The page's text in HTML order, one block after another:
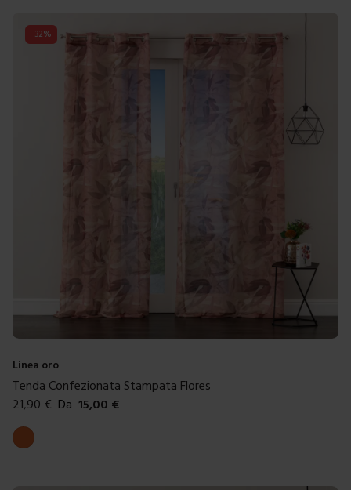
-32%
Linea oro
Tenda Confezionata Stampata Flores
21,90€ Da 15,00 €
Colori disponibili
Arancione